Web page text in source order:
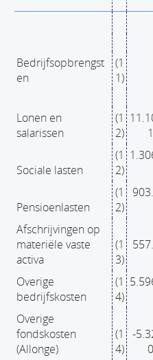
Bedrijfsopbrengst
en
(1
1)
Lonen en
salarissen
(1
2)
Sociale lasten
(1
2)
Pensioenlasten
(1
2)
Afschrijvingen op
materiële vaste
activa
(1
3)
Overige
bedrijfskosten
(1
4)
Overige
fondskosten
(Allonge)
(1
4)
-